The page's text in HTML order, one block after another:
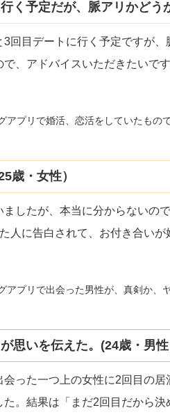
く予定だが、脈アリかどう
回目デートに行く予定ですが、
で、アドバイスいただきたいで
アプリで婚活、恋活をしていたもの
歳・女性）
ましたが、本当に分からないの
人に告白されて、お付き合い
アプリで出会った男性が、真剣か、
思いを伝えた。(24歳・男性
った一つ上の女性に2回目の
た。結果は「まだ2回目だから